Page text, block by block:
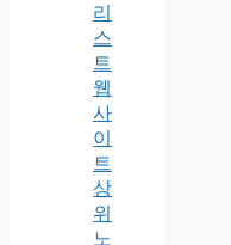
리
스
트
웹
사
이
트
상
위
노